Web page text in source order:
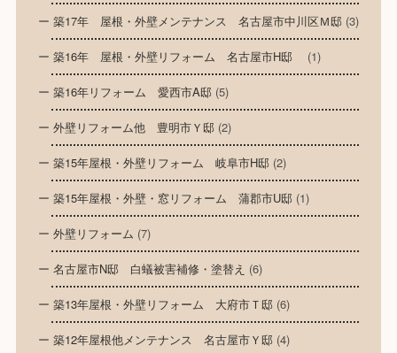
築17年 屋根・外壁メンテナンス 名古屋市中川区Ｍ邸(3)
築16年 屋根・外壁リフォーム 名古屋市H邸 (1)
築16年リフォーム 愛西市A邸(5)
外壁リフォーム他 豊明市Ｙ邸(2)
築15年屋根・外壁リフォーム 岐阜市H邸(2)
築15年屋根・外壁・窓リフォーム 蒲郡市U邸(1)
外壁リフォーム (7)
名古屋市N邸 白蟻被害補修・塗替え (6)
築13年屋根・外壁リフォーム 大府市Ｔ邸(6)
築12年屋根他メンテナンス 名古屋市Ｙ邸(4)